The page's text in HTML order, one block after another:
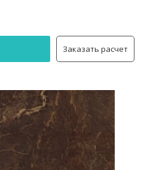
Заказать расчет